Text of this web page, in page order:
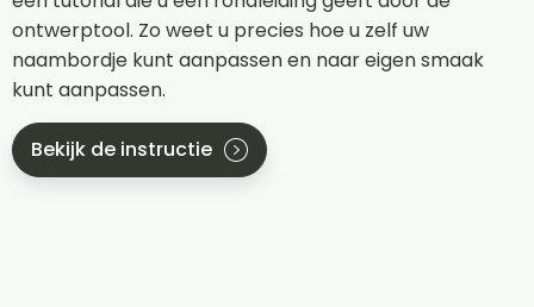
ontwerptool. Zo weet u precies hoe u zelf uw
naambordje kunt aanpassen en naar eigen smaak
kunt aanpassen.
Bekijk de instructie